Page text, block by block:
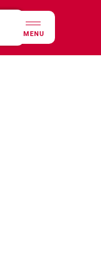
MENU